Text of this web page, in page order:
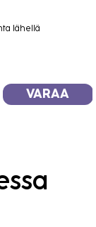
lähellä
VARAA